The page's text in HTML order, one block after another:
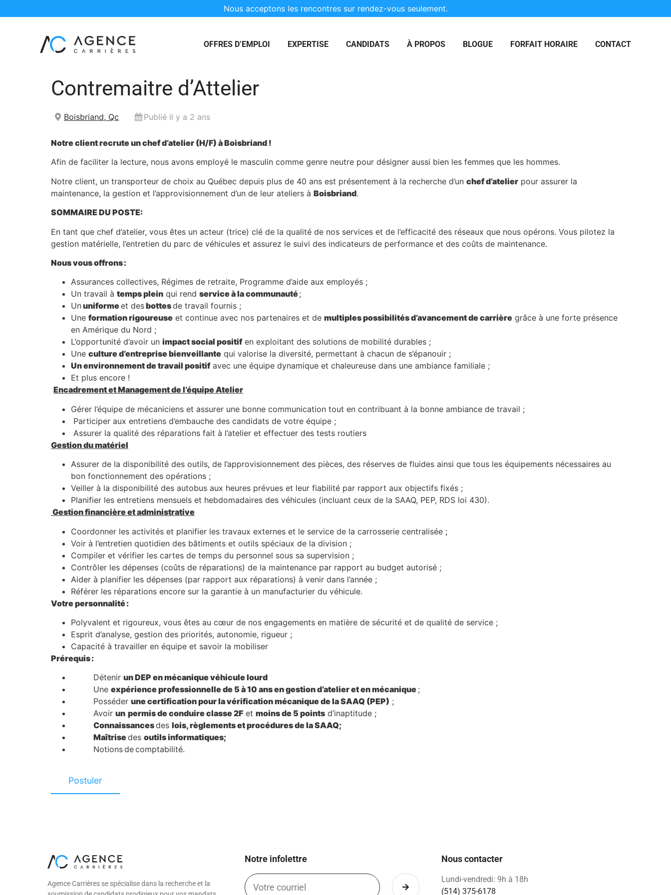
Nous acceptons les rencontres sur rendez-vous seulement.
OFFRES D’EMPLOI EXPERTISE CANDIDATS À PROPOS BLOGUE FORFAIT HORAIRE CONTACT
Contremaitre d’Attelier
Boisbriand, Qc Publié il y a 2 ans
Notre client recrute un chef d’atelier (H/F) à Boisbriand !
Afin de faciliter la lecture, nous avons employé le masculin comme genre neutre pour désigner aussi bien les femmes que les hommes.
Notre client, un transporteur de choix au Québec depuis plus de 40 ans est présentement à la recherche d’un chef d’atelier pour assurer la
maintenance, la gestion et l’approvisionnement d’un de leur ateliers à Boisbriand.
SOMMAIRE DU POSTE:
En tant que chef d’atelier, vous êtes un acteur (trice) clé de la qualité de nos services et de l’efficacité des réseaux que nous opérons. Vous pilotez la
gestion matérielle, l’entretien du parc de véhicules et assurez le suivi des indicateurs de performance et des coûts de maintenance.
Nous vous offrons :
Assurances collectives, Régimes de retraite, Programme d’aide aux employés ;
Un travail à temps plein qui rend service à la communauté;
Ununiformeet desbottesde travail fournis ;
Une formation rigoureuse et continue avec nos partenaires et de multiples possibilités d’avancement de carrière grâce à une forte présence
en Amérique du Nord ;
L’opportunité d’avoir un impact social positifen exploitant des solutions de mobilité durables ;
Une culture d’entreprise bienveillante qui valorise la diversité, permettant à chacun de s’épanouir ;
Un environnement de travail positifavec une équipe dynamique et chaleureuse dans une ambiance familiale ;
Et plus encore !
Encadrement et Management de l’équipe Atelier
Gérer l’équipe de mécaniciens et assurer une bonne communication tout en contribuant à la bonne ambiance de travail ;
Participer aux entretiens d’embauche des candidats de votre équipe ;
Assurer la qualité des réparations fait à l’atelier et effectuer des tests routiers
Gestion du matériel
Assurer de la disponibilité des outils, de l’approvisionnement des pièces, des réserves de fluides ainsi que tous les équipements nécessaires au
bon fonctionnement des opérations ;
Veiller à la disponibilité des autobus aux heures prévues et leur fiabilité par rapport aux objectifs fixés ;
Planifier les entretiens mensuels et hebdomadaires des véhicules (incluant ceux de la SAAQ, PEP, RDS loi 430).
Gestion financière et administrative
Coordonner les activités et planifier les travaux externes et le service de la carrosserie centralisée ;
Voir à l’entretien quotidien des bâtiments et outils spéciaux de la division ;
Compiler et vérifier les cartes de temps du personnel sous sa supervision ;
Contrôler les dépenses (coûts de réparations) de la maintenance par rapport au budget autorisé ;
Aider à planifier les dépenses (par rapport aux réparations) à venir dans l’année ;
Référer les réparations encore sur la garantie à un manufacturier du véhicule.
Votre personnalité :
Polyvalent et rigoureux, vous êtes au cœur de nos engagements en matière de sécurité et de qualité de service ;
Esprit d’analyse, gestion des priorités, autonomie, rigueur ;
Capacité à travailler en équipe et savoir la mobiliser
Prérequis :
Détenir un DEP en mécanique véhicule lourd
Une expérience professionnelle de 5 à 10 ans en gestion d’atelier et en mécanique ;
Posséder une certification pour la vérification mécanique de la SAAQ (PEP) ;
Avoir un permis de conduire classe 2F et moins de 5 points d’inaptitude ;
Connaissancesdes lois, règlements et procédures de la SAAQ;
Maîtrisedes outils informatiques;
Notionsdecomptabilité.
Agence Carrières se spécialise dans la recherche et la
Notre infolettre Nous contacter
Lundi-vendredi: 9h à 18h
(514) 375-6178